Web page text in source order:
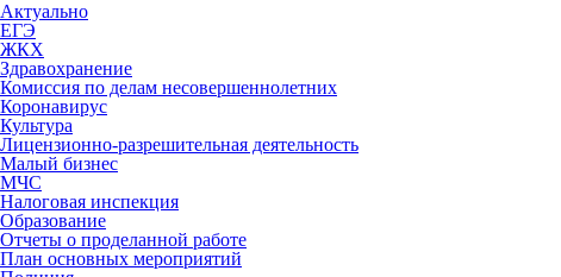
Актуально
ЕГЭ
ЖКХ
Здравохранение
Комиссия по делам несовершеннолетних
Коронавирус
Культура
Лицензионно-разрешительная деятельность
Малый бизнес
МЧС
Налоговая инспекция
Образование
Отчеты о проделанной работе
План основных мероприятий